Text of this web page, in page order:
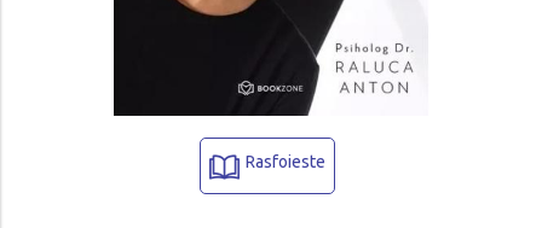
Rasfoieste